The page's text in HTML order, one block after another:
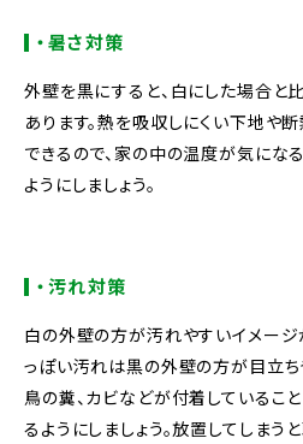
・暑さ対策
外壁を黒にすると、白にした場合と
あります。熱を吸収しにくい下地や
できるので、家の中の温度が気にな
ようにしましょう。
・汚れ対策
白の外壁の方が汚れやすいイメージ
っぽい汚れは黒の外壁の方が目立ち
鳥の糞、カビなどが付着しているこ
るようにしましょう。放置してしまう